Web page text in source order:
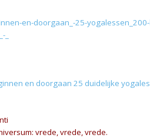
vrede, vrede, vrede.